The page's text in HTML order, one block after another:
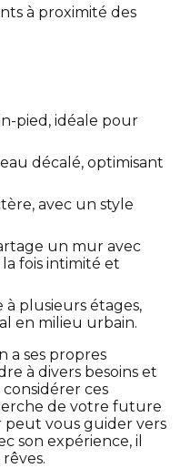
à proximité des
pied, idéale pour
décalé, optimisant
avec un style
un mur avec
fois intimité et
à plusieurs étages,
en milieu urbain.
a ses propres
à divers besoins et
ces
de votre future
peut vous guider vers
son expérience, il